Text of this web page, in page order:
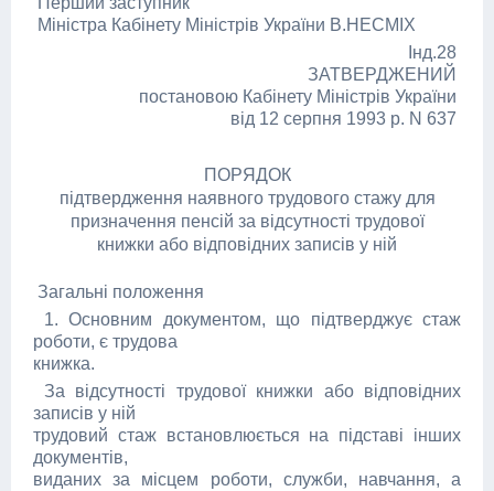
Міністра Кабінету Міністрів України В.НЕСМІХ
Інд.28
ЗАТВЕРДЖЕНИЙ
постановою Кабінету Міністрів України
від 12 серпня 1993 р. N 637
ПОРЯДОК
підтвердження наявного трудового стажу для
призначення пенсій за відсутності трудової
книжки або відповідних записів у ній
Загальні положення
1. Основним документом, що підтверджує стаж
роботи, є трудова
книжка.
За відсутності трудової книжки або відповідних
записів у ній
трудовий стаж встановлюється на підставі інших
документів,
виданих за місцем роботи, служби, навчання, а